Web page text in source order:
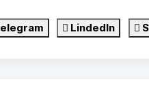
LindedIn